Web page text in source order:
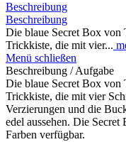
Beschreibung
Beschreibung
Die blaue Secret Box
Trickkiste, die mit vier...
Menü schließen
Beschreibung / Aufgabe
Die blaue Secret Box
Trickkiste, die mit vier
Verzierungen und die
edel aussehen. Die
Farben verfügbar.